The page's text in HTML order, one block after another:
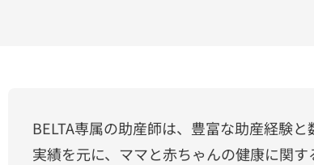
BELTA専属の助産師は、豊富な助産経験
実績を元に、ママと赤ちゃんの健康に関